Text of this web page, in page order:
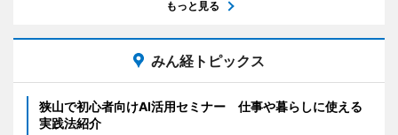
もっと見る
みん経トピックス
狭山で初心者向けAI活用セミナー 仕事や暮らしに使える
実践法紹介